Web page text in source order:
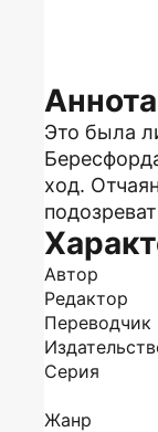
Это была
ход.
Автор
Редактор
Переводчик
Серия
Жанр